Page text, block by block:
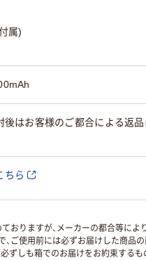
属)
後はお客様のご都合による返
ちら
りますが、メーカーの都合等によ
ご使用前には必ずお届けした商品
必ずしも箱でのお届けをお約束するも